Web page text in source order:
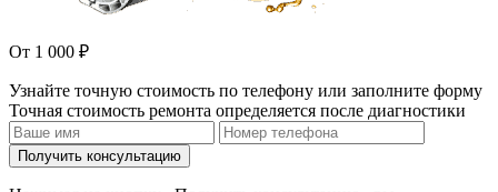
От 1 000 ₽
Узнайте точную стоимость по телефону или заполните форму
Точная стоимость ремонта определяется после диагностики
Получить консультацию